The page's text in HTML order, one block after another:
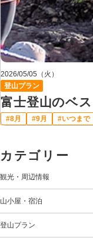
2026/05/05（火）
登山プラン
富士登山のベ
8月 9月 いつまで
カテゴリー
観光・周辺情報
山小屋・宿泊
登山プラン